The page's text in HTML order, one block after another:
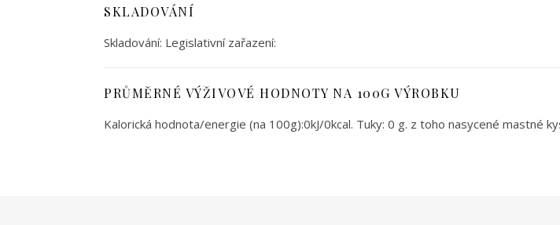
SKLADOVÁNÍ
Skladování: Legislativní zařazení:
PRŮMĚRNÉ VÝŽIVOVÉ HODNOTY NA 100G VÝROBKU
Kalorická hodnota/energie (na 100g):0kJ/0kcal. Tuky: 0 g. z toho nasycené mastné